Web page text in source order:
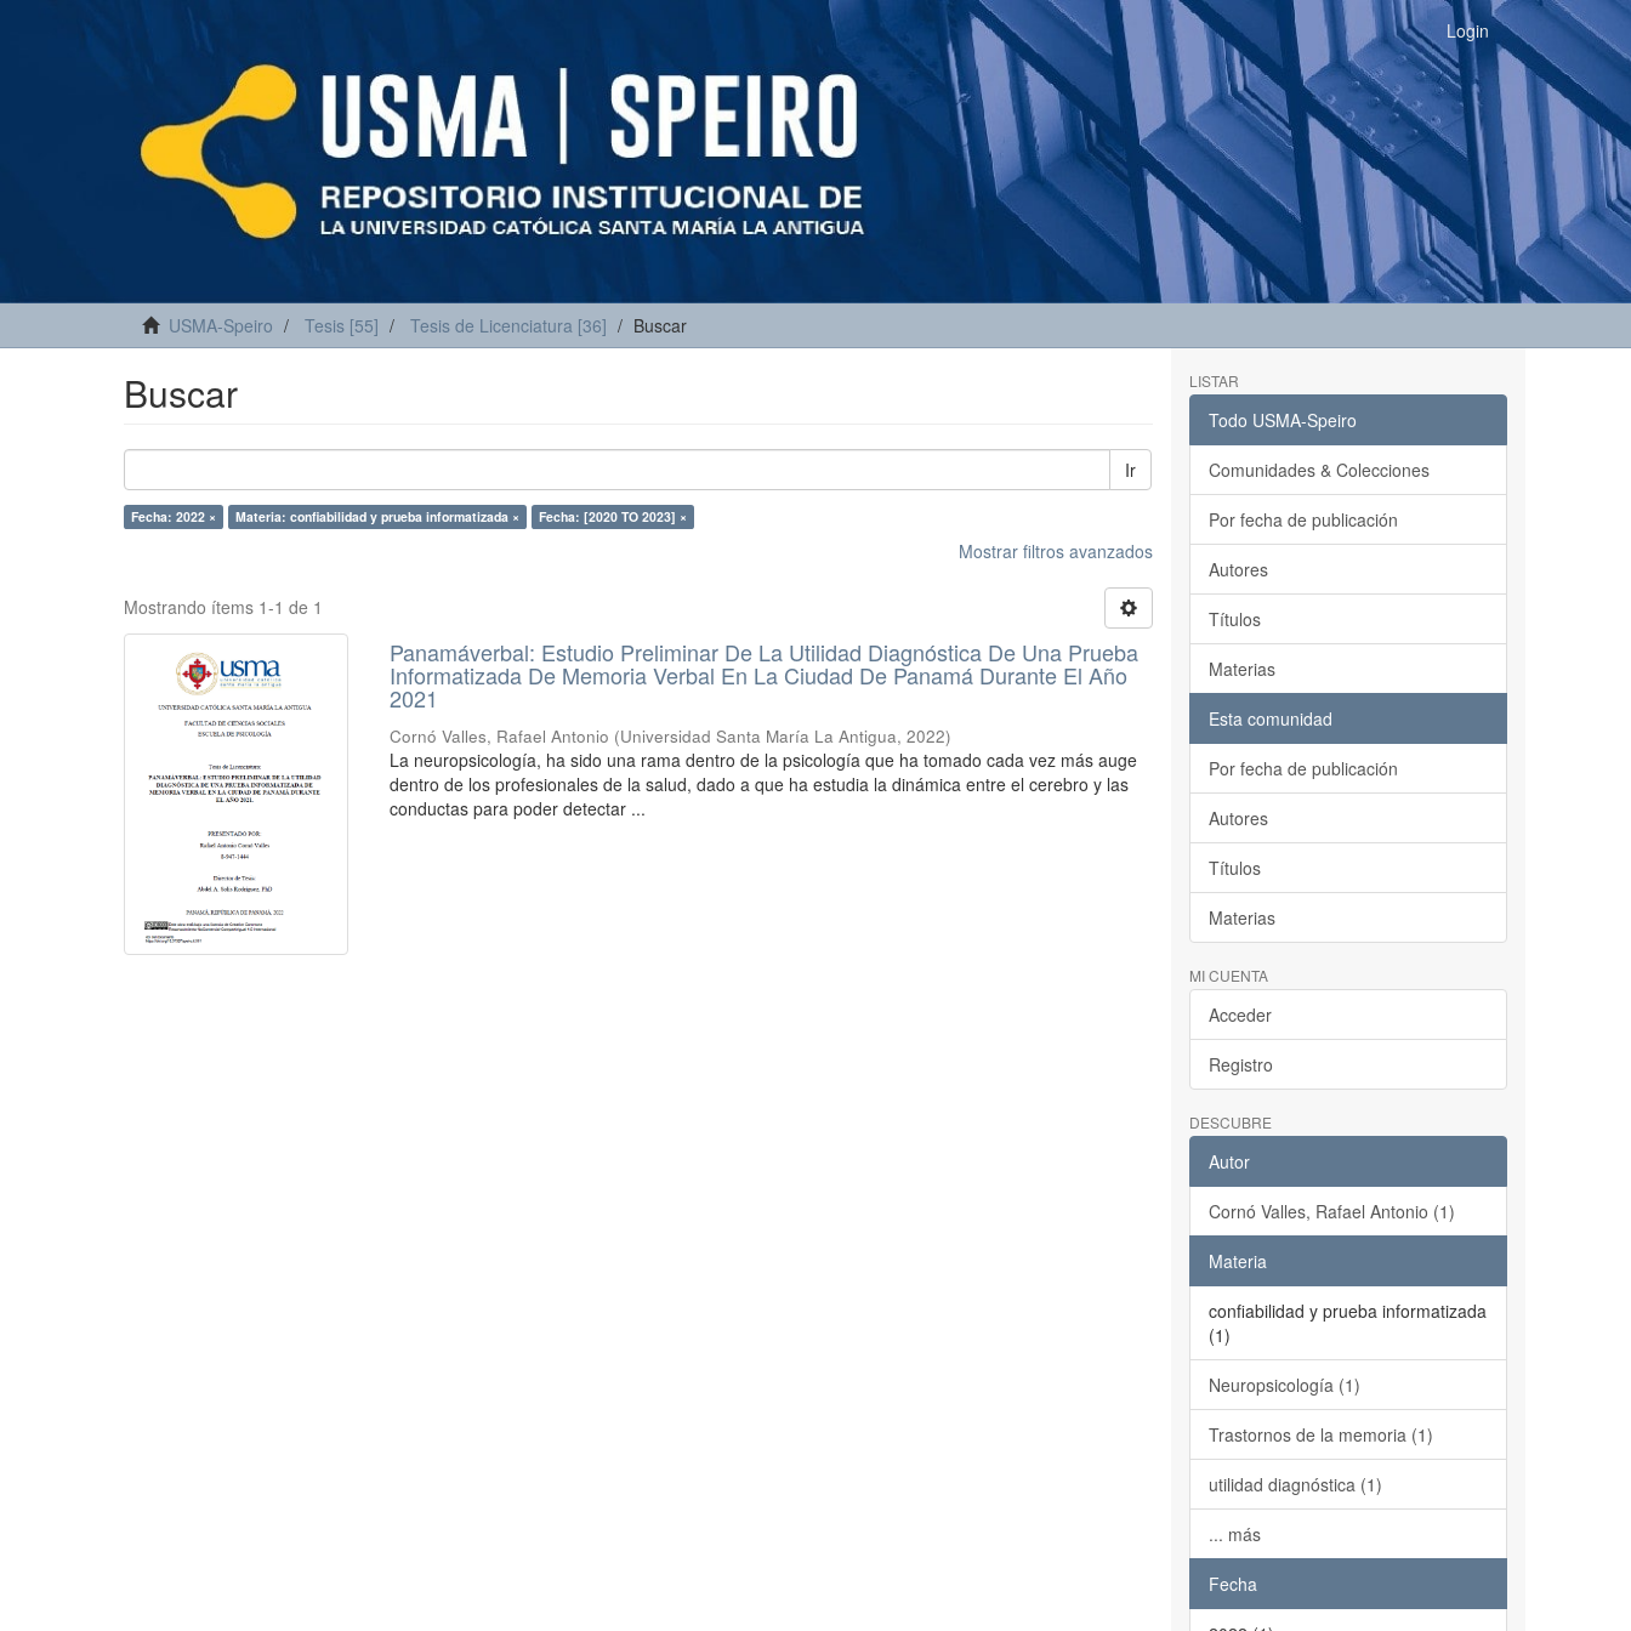
Login
USMA-Speiro Tesis [55] Tesis de Licenciatura [36] Buscar
Buscar
Ir
Fecha: 2022 × Materia: confiabilidad y prueba informatizada × Fecha: [2020 TO 2023] ×
Mostrar filtros avanzados
Mostrando ítems 1-1 de 1
Panamáverbal: Estudio Preliminar De La Utilidad Diagnóstica De Una Prueba
Informatizada De Memoria Verbal En La Ciudad De Panamá Durante El Año
2021
Cornó Valles, Rafael Antonio (Universidad Santa María La Antigua,2022)
La neuropsicología, ha sido una rama dentro de la psicología que ha tomado cada vez más auge
dentro de los profesionales de la salud, dado a que ha estudia la dinámica entre el cerebro y las
conductas para poder detectar ...
LISTAR
Todo USMA-Speiro
Comunidades & Colecciones
Por fecha de publicación
Autores
Títulos
Materias
Esta comunidad
Por fecha de publicación
Autores
Títulos
Materias
MI CUENTA
Acceder
Registro
DESCUBRE
Autor
Cornó Valles, Rafael Antonio (1)
Materia
confiabilidad y prueba informatizada
(1)
Neuropsicología (1)
Trastornos de la memoria (1)
utilidad diagnóstica (1)
... más
Fecha